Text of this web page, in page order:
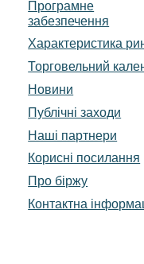
Програмне
забезпечення
Характеристика
Торговельний
Новини
Публічні заходи
Наші партнери
Корисні посилання
Про біржу
Контактна